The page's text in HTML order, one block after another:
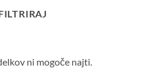
ni mogoče najti.